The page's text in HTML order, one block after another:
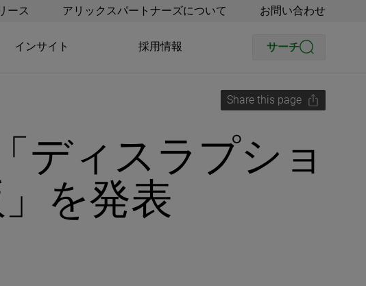
ース アリックスパートナーズについて お問い合わせ
インサイト 採用情報 サーチ
Share this page
ディスラプショ
を発表